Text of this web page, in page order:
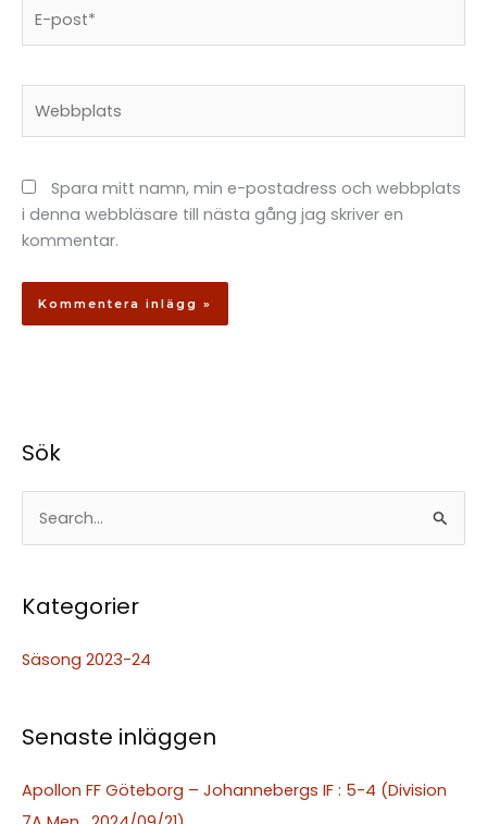
post*
Spara mitt namn, min e-postadress och webbplats
i denna webbläsare till nästa gång jag skriver en
kommentar.
Sök
ö
e
r
Kategorier
Säsong 2023-24
Senaste inläggen
Apollon FF Göteborg – Johannebergs IF : 5-4 (Division